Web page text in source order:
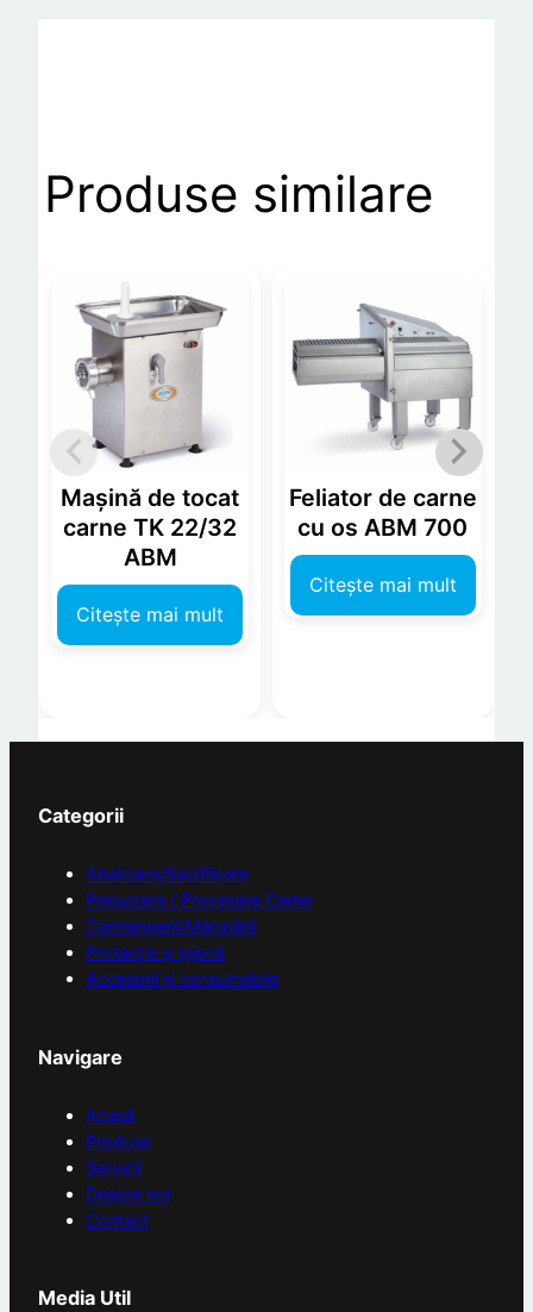
Produse similare
Mașină de tocat
carne TK 22/32
ABM
Citește mai mult
Feliator de carne
cu os ABM 700
Citește mai mult
Categorii
Abatoare/Sacrificare
Prelucrare / Procesare Carne
Carmangerii/Măcelării
Protecție și igienă
Accesorii și consumabile
Navigare
Acasă
Produse
Servicii
Despre noi
Contact
Media Util